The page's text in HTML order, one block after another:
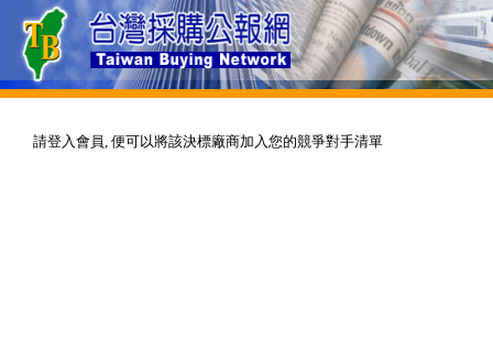
請登入會員, 便可以將該決標廠商加入您的競爭對手清單